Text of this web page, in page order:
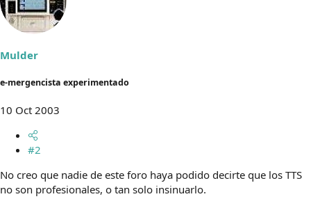
Mulder
e-mergencista experimentado
10 Oct 2003
#2
No creo que nadie de este foro haya podido decirte que los TTS
no son profesionales, o tan solo insinuarlo.